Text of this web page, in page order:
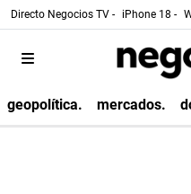
Directo Negocios TV - iPhone 18 -
geopolítica. mercados.